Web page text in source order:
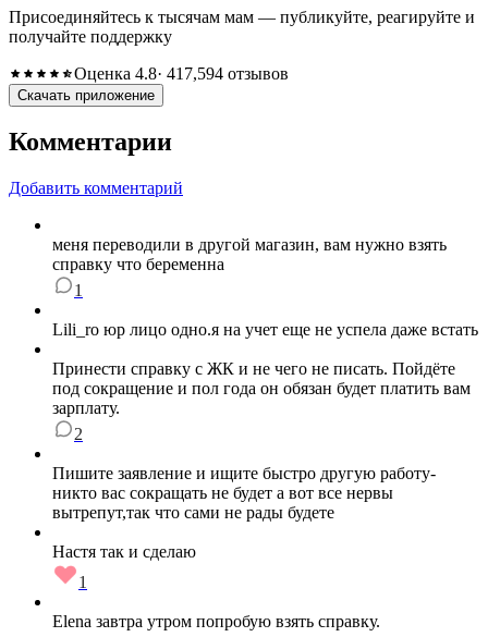
Присоединяйтесь к тысячам мам — публикуйте, реагируйте и
получайте поддержку
Оценка 4.8· 417,594 отзывов
Скачать приложение
Комментарии
Добавить комментарий
меня переводили в другой магазин, вам нужно взять
справку что беременна
1
Lili_ro юр лицо одно.я на учет еще не успела даже встать
Принести справку с ЖК и не чего не писать. Пойдёте
под сокращение и пол года он обязан будет платить вам
зарплату.
2
Пишите заявление и ищите быстро другую работу-
никто вас сокращать не будет а вот все нервы
вытрепут,так что сами не рады будете
Настя так и сделаю
1
Elena завтра утром попробую взять справку.